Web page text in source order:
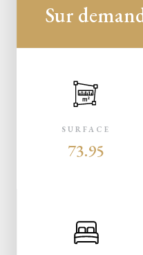
Sur
m²
SURFACE
73.95